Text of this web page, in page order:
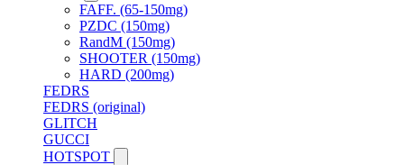
FAFF. (65-150mg)
PZDC (150mg)
RandM (150mg)
SHOOTER (150mg)
HARD (200mg)
FEDRS
FEDRS (original)
GLITCH
GUCCI
HOTSPOT